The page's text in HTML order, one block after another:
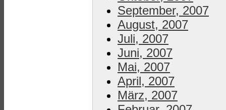
September, 2007
August, 2007
Juli, 2007
Juni, 2007
Mai, 2007
April, 2007
März, 2007